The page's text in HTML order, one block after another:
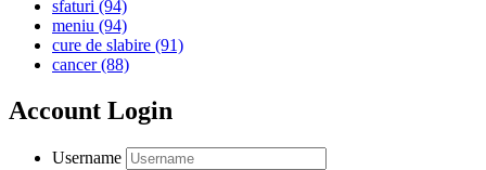
sfaturi (94)
meniu (94)
cure de slabire (91)
cancer(88)
Account Login
Username